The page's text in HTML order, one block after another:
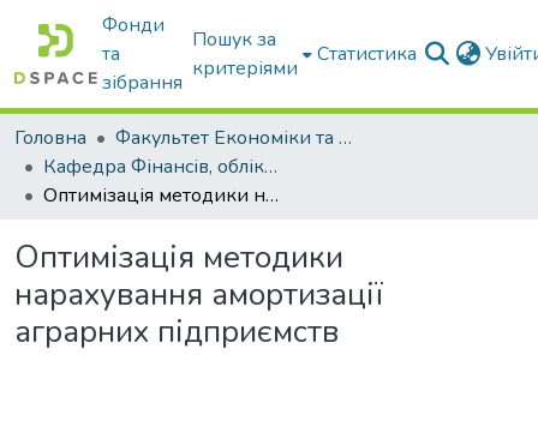
Фонди
та
зібрання
Пошук за
критеріями
Статистика
Головна
Факультет Економіки та бізнесу
Кафедра Фінансів, обліку і оподаткування
Оптимізація методики нарахування амортизації аграрних підприємств
Оптимізація методики
нарахування амортизації
аграрних підприємств